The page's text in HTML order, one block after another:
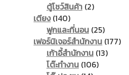
products
ตู้โชว์สินค้า 22
เตียง 140140
products
ฟูกและที่นอน 2525
products
เฟอร์นิเจอร์สำนักงาน 177177
เก้าอี้สำนักงาน 1313
โต๊ะทำงาน 106106